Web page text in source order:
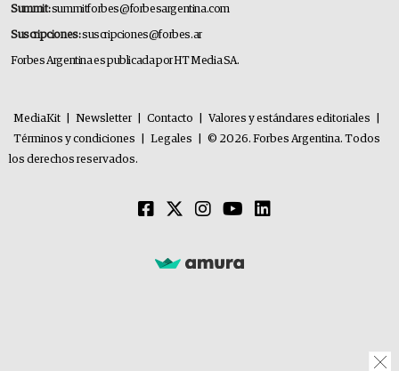
Summit:summitforbes@forbesargentina.com
Suscripciones:suscripciones@forbes.ar
Forbes Argentina es publicada por HT Media SA.
MediaKit Newsletter Contacto Valores y estándares editoriales
Términos y condiciones
Legales
© 2026. Forbes Argentina. Todos
los derechos reservados.